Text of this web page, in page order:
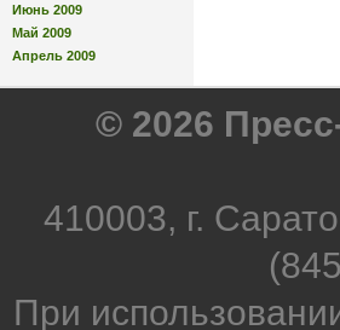
Июнь 2009
Май 2009
Апрель 2009
© 2026
410003, г.
При